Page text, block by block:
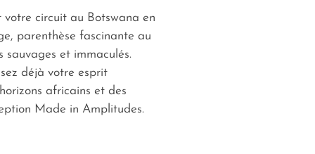
votre circuit au Botswana en
parenthèse fascinante au
sauvages et immaculés.
déjà votre esprit
africains et des
Made in Amplitudes.